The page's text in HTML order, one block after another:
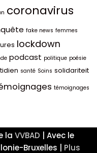
coronavirus
fake news femmes
lockdown
podcast politique poésie
santé Soins solidariteit
témoignages
la VVBAD | Avec le
Bruxelles | Plus